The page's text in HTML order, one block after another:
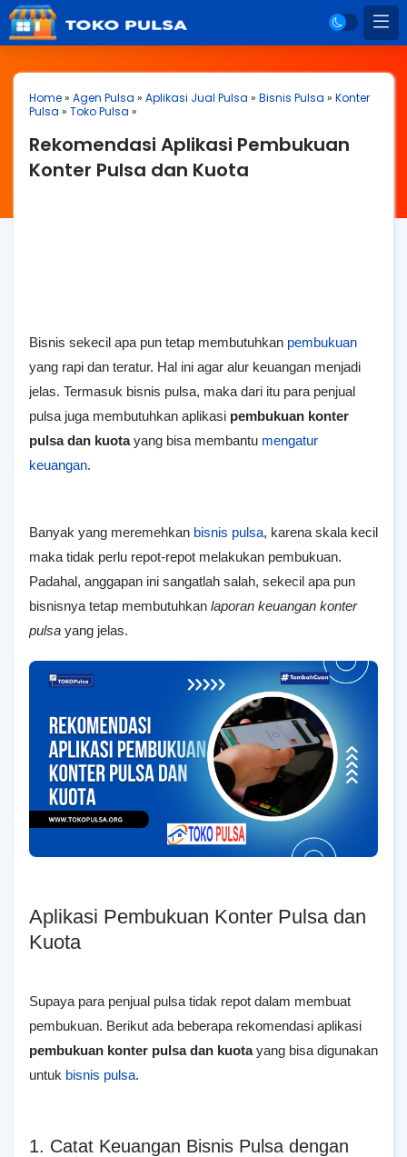
Home» Agen Pulsa » Aplikasi Jual Pulsa » Bisnis Pulsa » Konter
Pulsa » Toko Pulsa »
Rekomendasi Aplikasi Pembukuan
Konter Pulsa dan Kuota
Bisnis sekecil apa pun tetap membutuhkan pembukuan
yang rapi dan teratur. Hal ini agar alur keuangan menjadi
jelas. Termasuk bisnis pulsa, maka dari itu para penjual
pulsa juga membutuhkan aplikasi pembukuan konter
pulsa dan kuotayang bisa membantu mengatur
keuangan.
Banyak yang meremehkan bisnis pulsa, karena skala kecil
maka tidak perlu repot-repot melakukan pembukuan.
Padahal, anggapan ini sangatlah salah, sekecil apa pun
bisnisnya tetap membutuhkan laporan keuangan konter
pulsa yang jelas.
Aplikasi Pembukuan Konter Pulsa dan
Kuota
Supaya para penjual pulsa tidak repot dalam membuat
pembukuan. Berikut ada beberapa rekomendasi aplikasi
pembukuan konter pulsa dan kuotayang bisa digunakan
untuk bisnis pulsa.
1. Catat Keuangan Bisnis Pulsa dengan